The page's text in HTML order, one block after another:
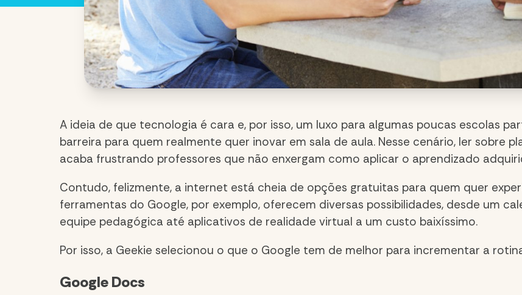
A ideia de que tecnologia é cara e, por isso, um luxo para algumas poucas escolas
barreira para quem realmente quer inovar em sala de aula. Nesse cenário, ler sobre
acaba frustrando professores que não enxergam como aplicar o aprendizado
Contudo, felizmente, a internet está cheia de opções gratuitas para quem quer
ferramentas do Google, por exemplo, oferecem diversas possibilidades, desde um
equipe pedagógica até aplicativos de realidade virtual a um custo baixíssimo.
Por isso, a Geekie selecionou o que o Google tem de melhor para incrementar a
Google Docs